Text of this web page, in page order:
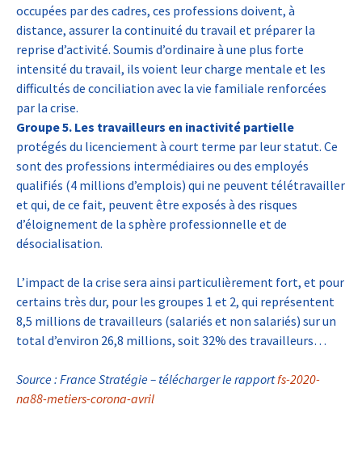
occupées par des cadres, ces professions doivent, à
distance, assurer la continuité du travail et préparer la
reprise d’activité. Soumis d’ordinaire à une plus forte
intensité du travail, ils voient leur charge mentale et les
difficultés de conciliation avec la vie familiale renforcées
par la crise.
Groupe 5. Les travailleurs en inactivité partielle
protégés du licenciement à court terme par leur statut. Ce
sont des professions intermédiaires ou des employés
qualifiés (4 millions d’emplois) qui ne peuvent télétravailler
et qui, de ce fait, peuvent être exposés à des risques
d’éloignement de la sphère professionnelle et de
désocialisation.
L’impact de la crise sera ainsi particulièrement fort, et pour
certains très dur, pour les groupes 1 et 2, qui représentent
8,5 millions de travailleurs (salariés et non salariés) sur un
total d’environ 26,8 millions, soit 32% des travailleurs…
Source : France Stratégie – télécharger le rapportfs-2020-
na88-metiers-corona-avril